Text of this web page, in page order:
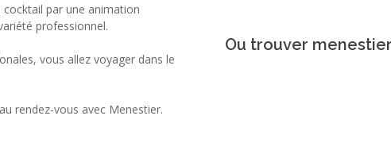
par une animation
professionnel.
vous allez voyager dans le
rendez-vous avec Menestier.
Ou trouver